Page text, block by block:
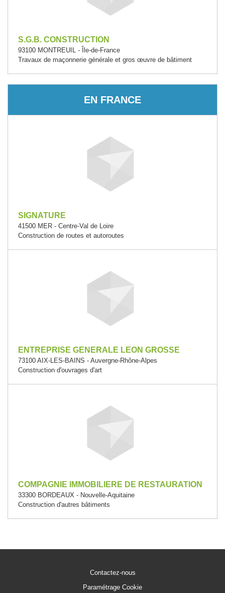
S.G.B. CONSTRUCTION
93100 MONTREUIL - Île-de-France
Travaux de maçonnerie générale et gros œuvre de bâtiment
EN FRANCE
SIGNATURE
41500 MER - Centre-Val de Loire
Construction de routes et autoroutes
ENTREPRISE GENERALE LEON GROSSE
73100 AIX-LES-BAINS - Auvergne-Rhône-Alpes
Construction d'ouvrages d'art
COMPAGNIE IMMOBILIERE DE RESTAURATION
33300 BORDEAUX - Nouvelle-Aquitaine
Construction d'autres bâtiments
Contactez-nous
Paramétrage Cookie